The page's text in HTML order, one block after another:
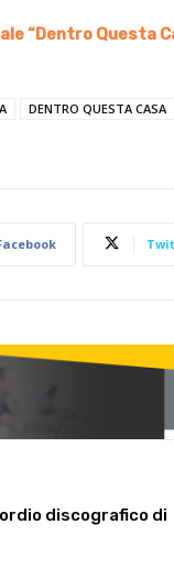
“Dentro Questa
DENTRO QUESTA CASA
discografico di